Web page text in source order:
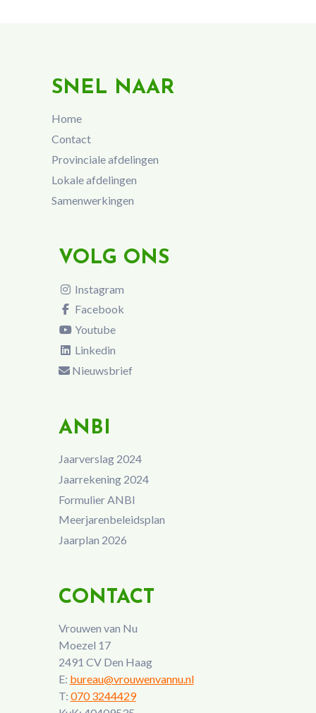
SNEL NAAR
Home
Contact
Provinciale afdelingen
Lokale afdelingen
Samenwerkingen
VOLG ONS
Instagram
Facebook
Youtube
Linkedin
Nieuwsbrief
ANBI
Jaarverslag 2024
Jaarrekening 2024
Formulier ANBI
Meerjarenbeleidsplan
Jaarplan 2026
CONTACT
Vrouwen van Nu
Moezel 17
2491 CV Den Haag
E: bureau@vrouwenvannu.nl
T: 070 3244429